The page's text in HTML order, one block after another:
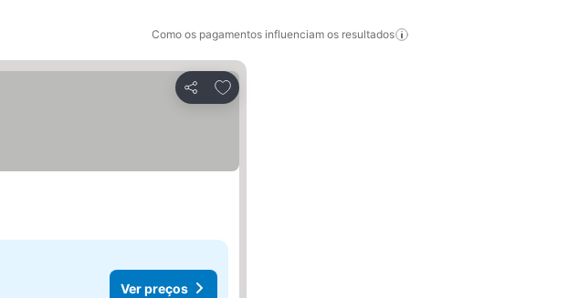
Como os pagamentos influenciam os resultados
Partilhar
Adicionar aos favoritos
Ver preços